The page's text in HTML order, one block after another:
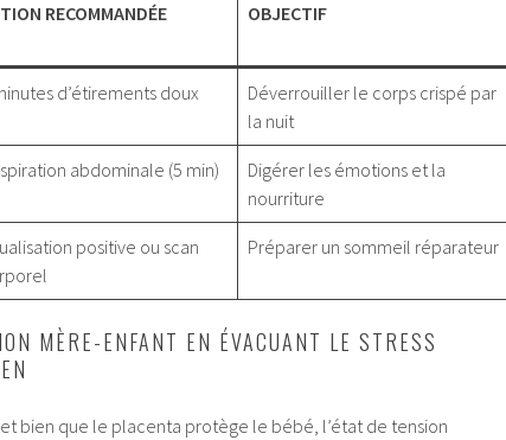
RECOMMANDÉE OBJECTIF
d’étirements doux
Déverrouiller le corps crispé par
la nuit
abdominale (5 min)
Digérer les émotions et la
nourriture
positive ou scan
Préparer un sommeil réparateur
MÈRE-ENFANT EN ÉVACUANT LE STRESS
bien que le placenta protège le bébé, l’état de tension